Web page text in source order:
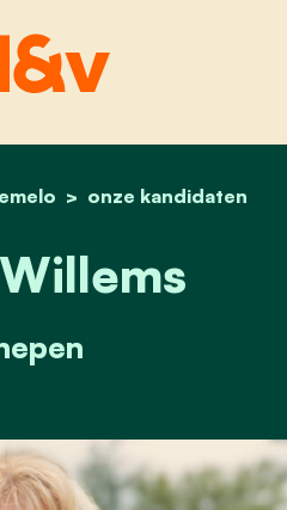
home onze kandidaten
diane willems